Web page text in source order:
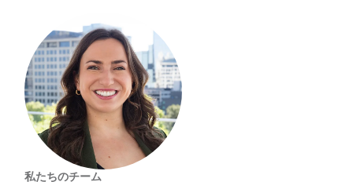
私たちのチーム